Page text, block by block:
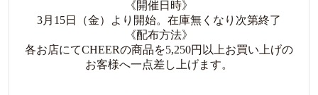
《開催日時》
3月15日（金）より開始。在庫無くなり次第終了
《配布方法》
各お店にてCHEERの商品を5,250円以上お買い上げの
お客様へ一点差し上げます。